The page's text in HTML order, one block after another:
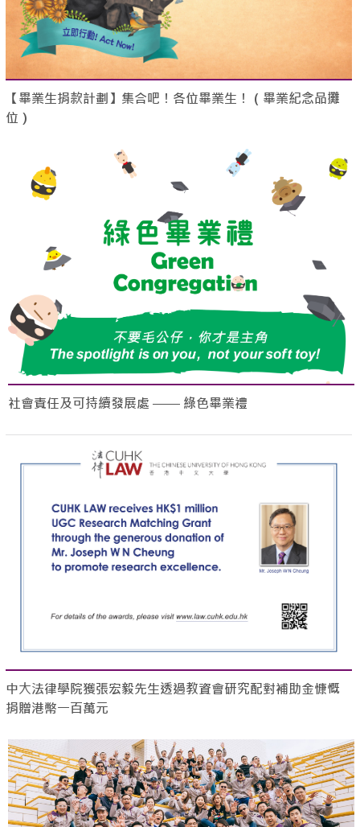
【畢業生捐款計劃】集合吧！各位畢業生！（畢業紀念品攤
位）
社會責任及可持續發展處 —— 綠色畢業禮
中大法律學院獲張宏毅先生透過教資會研究配對補助金慷慨
捐贈港幣一百萬元